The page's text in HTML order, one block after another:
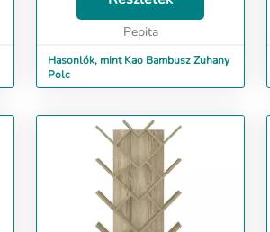
Szé x Mé) Nagyobb polcok belső
mérete: 8 x 2...Pepita
Hasonlók, mint Kao Bambusz Zuhany
Polc